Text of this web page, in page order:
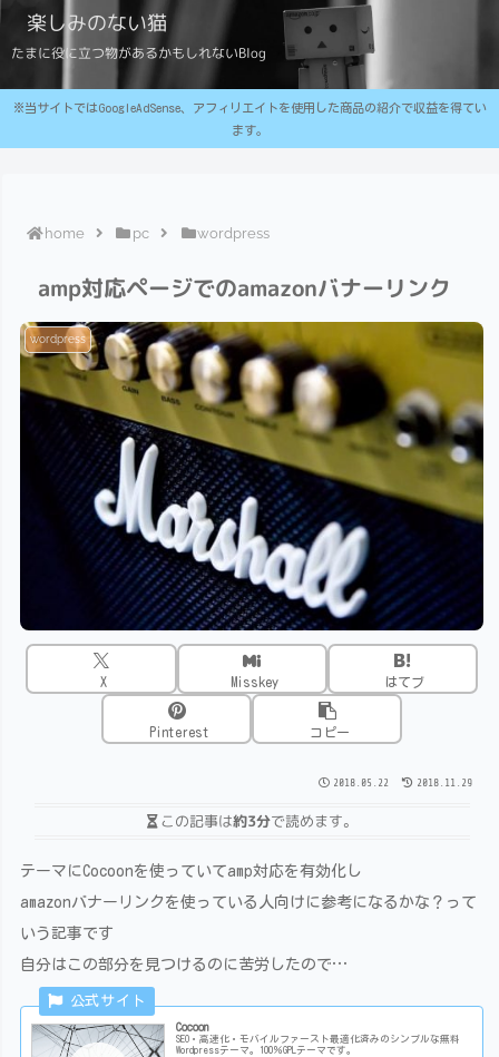
楽しみのない猫
たまに役に立つ物があるかもしれないBlog
※当サイトではGoogleAdSense、アフィリエイトを使用した商品の紹介で収益を得てい
ます。
home pc wordpress
amp対応ページでのamazonバナーリンク
wordpress
X Misskey はてブ
Pinterest コピー
2018.05.22 2018.11.29
この記事は約3分で読めます。
テーマにCocoonを使っていてamp対応を有効化し
amazonバナーリンクを使っている人向けに参考になるかな？って
いう記事です
自分はこの部分を見つけるのに苦労したので…
Cocoon
SEO・高速化・モバイルファースト最適化済みのシンプルな無料
Wordpressテーマ。100％GPLテーマです。